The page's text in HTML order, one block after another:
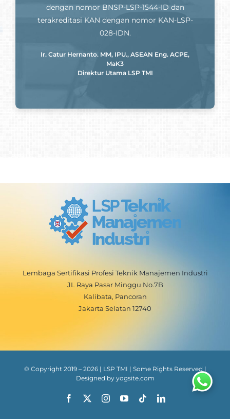
dengan nomor BNSP-LSP-1544-ID dan
terakreditasi KAN dengan nomor KAN-LSP-
028-IDN.
Ir. Catur Hernanto. MM, IPU., ASEAN Eng. ACPE,
MaK3
Direktur Utama LSP TMI
Lembaga Sertifikasi Profesi Teknik Manajemen Industri
JL Raya Pasar Minggu No.7B
Kalibata, Pancoran
Jakarta Selatan 12740
© Copyright 2019 – 2026| LSP TMI | Some Rights Reserved |
Designed by yogsite.com